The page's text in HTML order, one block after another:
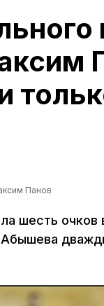
Панов
шесть